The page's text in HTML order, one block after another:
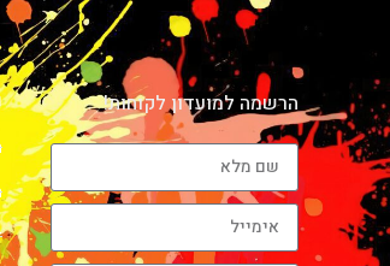
הרשמה למועדון לקוחות!